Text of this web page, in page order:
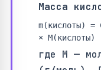
Масса
m(кислоты) =
× M(кислоты)
где M —